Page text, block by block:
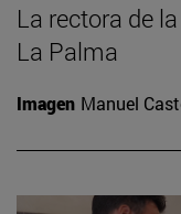
La rectora de
La Palma
Imagen Manuel